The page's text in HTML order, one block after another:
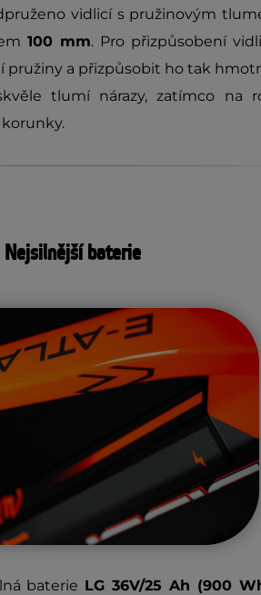
vidlicí s pružinovým
100 mm. Pro přizpůsobení
a přizpůsobit ho tak
tlumí nárazy, zatímco na
Nejsilnější baterie
baterie LG 36V/25 Ah (900